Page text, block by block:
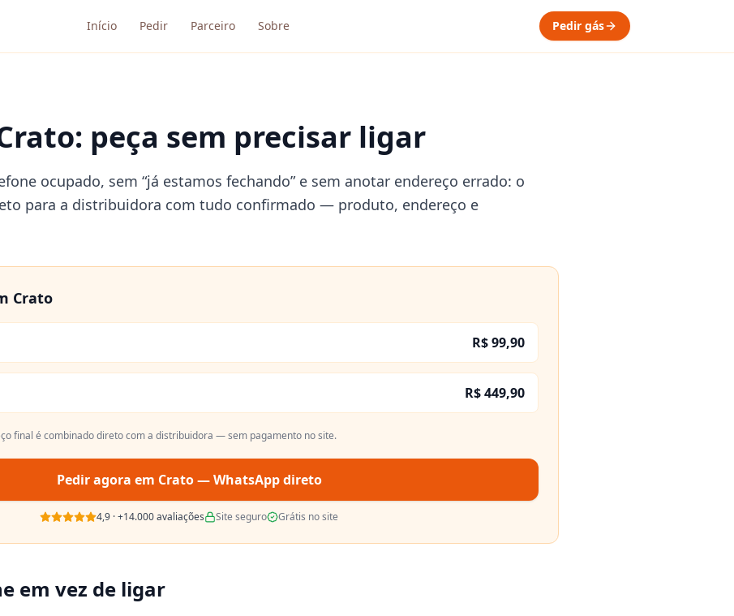
Início Pedir Parceiro Sobre Pedir gás
peça sem precisar ligar
ocupado, sem “já estamos fechando” e sem anotar endereço errado: o
para a distribuidora com tudo confirmado — produto, endereço e
Crato
R$ 99,90
R$ 449,90
final é combinado direto com a distribuidora — sem pagamento no site.
Pedir agora em Crato— WhatsApp direto
4,9 ·+14.000avaliações Site seguro Grátis no site
em vez de ligar